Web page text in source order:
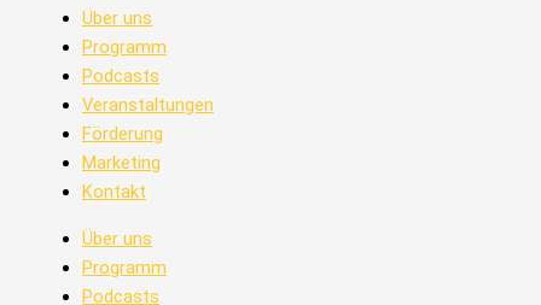
Über uns
Programm
Podcasts
Veranstaltungen
Förderung
Marketing
Kontakt
Über uns
Programm
Podcasts